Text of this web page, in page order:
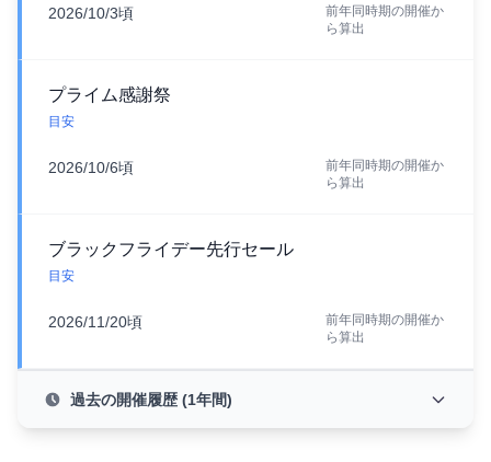
2026/10/3頃
前年同時期の開催か
ら算出
プライム感謝祭
目安
2026/10/6頃
前年同時期の開催か
ら算出
ブラックフライデー先行セール
目安
2026/11/20頃
前年同時期の開催か
ら算出
過去の開催履歴 (1年間)